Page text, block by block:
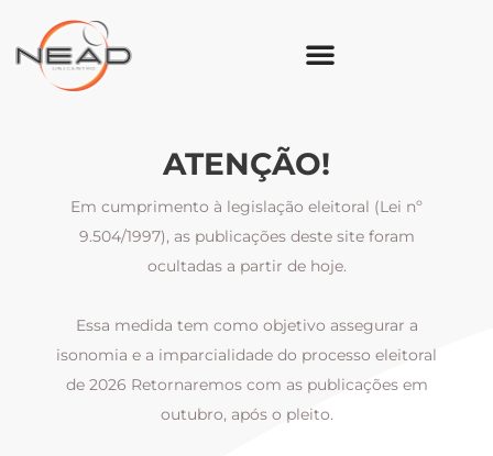
ATENÇÃO!
Em cumprimento à legislação eleitoral (Lei nº
9.504/1997), as publicações deste site foram
ocultadas a partir de hoje.
Essa medida tem como objetivo assegurar a
isonomia e a imparcialidade do processo eleitoral
de 2026 Retornaremos com as publicações em
outubro, após o pleito.